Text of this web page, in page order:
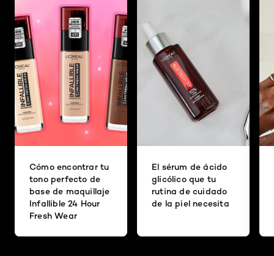
Cómo encontrar tu
tono perfecto de
base de maquillaje
Infallible 24 Hour
Fresh Wear
El sérum de ácido
glicólico que tu
rutina de cuidado
de la piel necesita